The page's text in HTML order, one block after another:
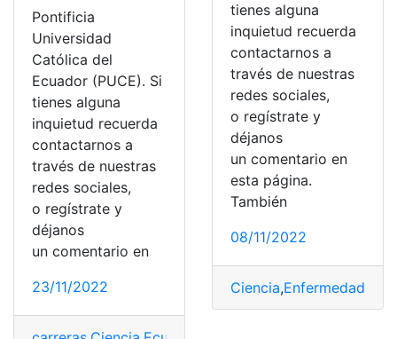
Pontificia
Universidad
Católica del
Ecuador (PUCE). Si
tienes alguna
inquietud recuerda
contactarnos a
través de nuestras
redes sociales,
o regístrate y
déjanos
un comentario en
23/11/2022
tienes alguna
inquietud recuerda
contactarnos a
través de nuestras
redes sociales,
o regístrate y
déjanos
un comentario en
esta página.
También
08/11/2022
Ciencia,Enfermedades